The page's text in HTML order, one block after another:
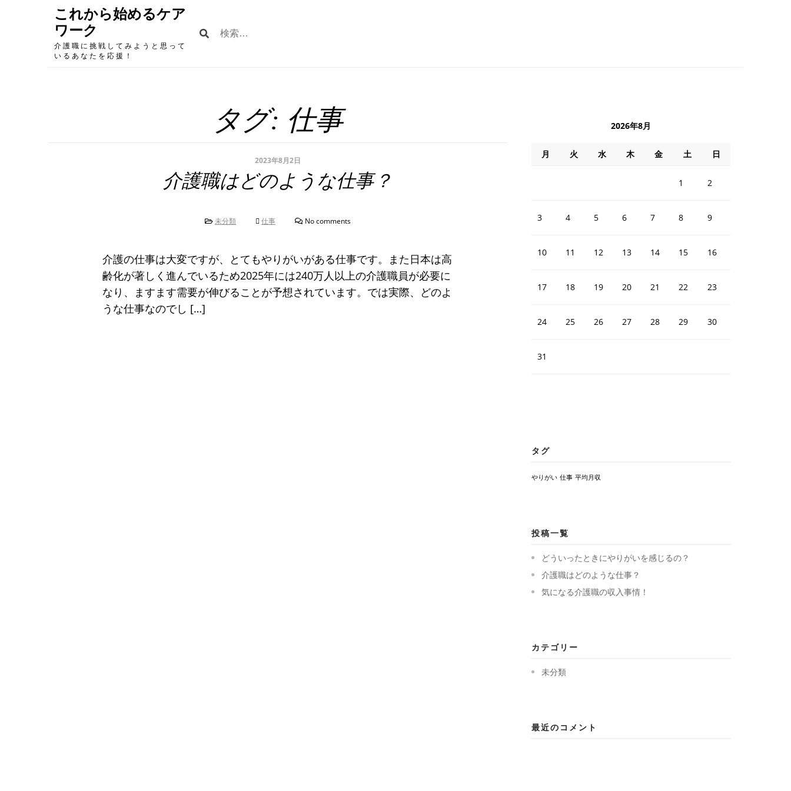
これから始めるケア
ワーク
介護職に挑戦してみようと思って
いるあなたを応援！
検
タグ: 仕事
2023年8月2日
介護職はどのような仕事？
未分類 仕事 No comments
介護の仕事は大変ですが、とてもやりがいがある仕事です。また日本は高
齢化が著しく進んでいるため2025年には240万人以上の介護職員が必要に
なり、ますます需要が伸びることが予想されています。では実際、どのよ
うな仕事なのでし […]
2026年8月
月 火 水 木 金 土 日
1 2
3 4 5 6 7 8 9
10 11 12 13 14 15 16
17 18 19 20 21 22 23
24 25 26 27 28 29 30
31
タグ
やりがい 仕事 平均月収
投稿一覧
どういったときにやりがいを感じるの？
介護職はどのような仕事？
気になる介護職の収入事情！
カテゴリー
未分類
最近のコメント